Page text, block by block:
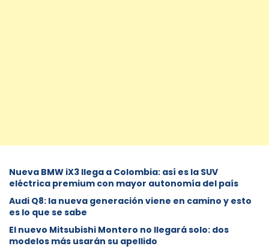
Nueva BMW iX3 llega a Colombia: así es la SUV
eléctrica premium con mayor autonomía del país
Audi Q8: la nueva generación viene en camino y esto
es lo que se sabe
⁠El nuevo Mitsubishi Montero no llegará solo: dos
modelos más usarán su apellido